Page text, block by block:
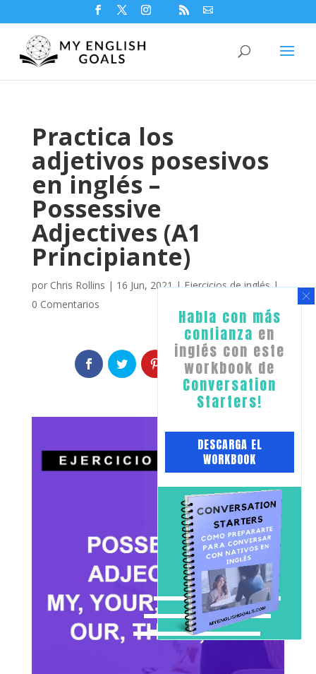
Practica los
adjetivos posesivos
en inglés –
Possessive
Adjectives (A1
Principiante)
por Chris Rollins | 16 Jun, 2021|Ejercicios de inglés|
0 Comentarios
​Habla con ​más
confianza en
inglés con este
workbook de
Conversation
Starters!
​DESCARGA EL
WORKBOOK